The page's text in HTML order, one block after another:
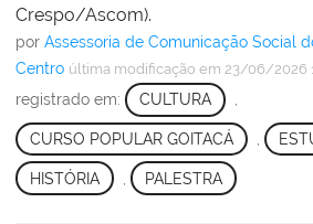
Crespo/Ascom).
por Assessoria de Comunicação Social
Centro última modificação em 23/06/2026
registrado em: CULTURA
CURSO POPULAR GOITACÁ
HISTÓRIA PALESTRA